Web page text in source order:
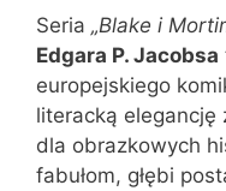
Seria „Blake i
Edgara P. Jacobsa
europejskiego
literacką elegancję
dla obrazkowych
fabułom, głębi